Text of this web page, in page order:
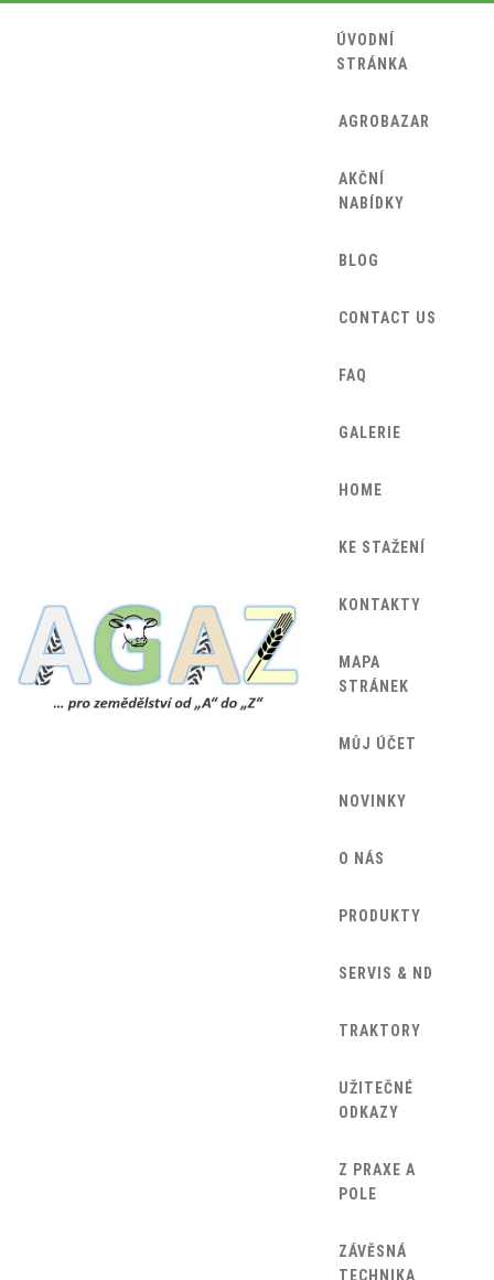
ÚVODNÍ
STRÁNKA
AGROBAZAR
AKČNÍ
NABÍDKY
BLOG
CONTACT US
FAQ
GALERIE
HOME
KE STAŽENÍ
KONTAKTY
MAPA
STRÁNEK
MŮJ ÚČET
NOVINKY
O NÁS
PRODUKTY
SERVIS & ND
TRAKTORY
UŽITEČNÉ
ODKAZY
Z PRAXE A
POLE
ZÁVĚSNÁ
TECHNIKA